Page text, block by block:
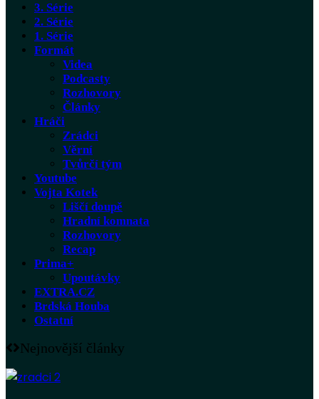
3. Série
2. Série
1. Série
Formát
Videa
Podcasty
Rozhovory
Články
Hráči
Zrádci
Věrní
Tvůrčí tým
Youtube
Vojta Kotek
Liščí doupě
Hradní komnata
Rozhovory
Recap
Prima+
Upoutávky
EXTRA.CZ
Brdská Houba
Ostatní
Nejnovější články